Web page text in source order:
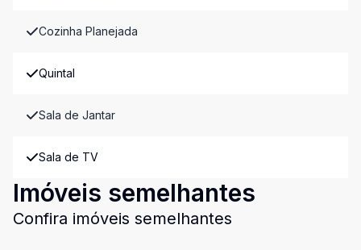
Cozinha Planejada
Quintal
Sala de Jantar
Sala de TV
Imóveis semelhantes
Confira imóveis semelhantes